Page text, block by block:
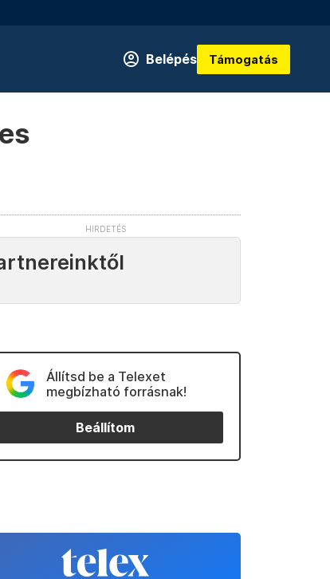
Belépés Támogatás
Állítsd be a Telexet
megbízható forrásnak!
Beállítom